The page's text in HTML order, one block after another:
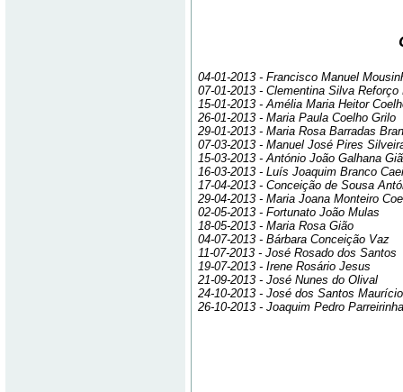
04-01-2013 - Francisco Manuel
07-01-2013 - Clementina Silva Reforço
15-01-2013 - Amélia Maria Heitor
26-01-2013 - Maria Paula Coelho Grilo
29-01-2013 - Maria Rosa Barradas
07-03-2013 - Manuel José Pires
15-03-2013 - António João Galhana
16-03-2013 - Luís Joaquim Branco
17-04-2013 - Conceição de Sousa
29-04-2013 - Maria Joana Monteiro
02-05-2013 - Fortunato João Mulas
18-05-2013 - Maria Rosa Gião
04-07-2013 - Bárbara Conceição Vaz
11-07-2013 - José Rosado dos Santos
19-07-2013 - Irene Rosário Jesus
21-09-2013 - José Nunes do Olival
24-10-2013 - José dos Santos Maurício
26-10-2013 - Joaquim Pedro Parreirinha